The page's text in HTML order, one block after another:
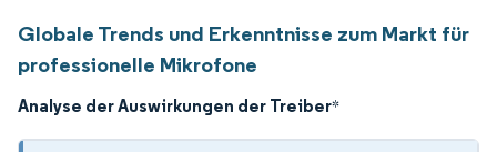
Globale Trends und Erkenntnisse zum Markt für
professionelle Mikrofone
Analyse der Auswirkungen der Treiber*